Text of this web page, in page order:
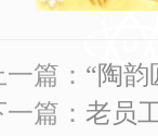
一篇： “陶
篇： 老员